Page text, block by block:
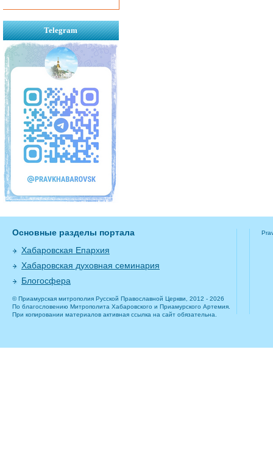
Telegram
Основные разделы портала
Хабаровская Епархия
Хабаровская духовная семинария
Блогосфера
© Приамурская митрополия Русской Православной Церкви, 2012 - 2026
По благословению Митрополита Хабаровского и Приамурского Артемия.
При копировании материалов активная ссылка на сайт обязательна.